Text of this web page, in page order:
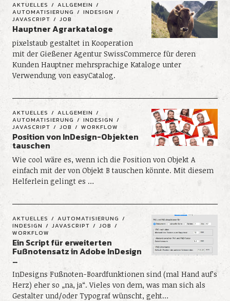
AKTUELLES
ALLGEMEIN
AUTOMATISIERUNG
INDESIGN
JAVASCRIPT
JOB
Hauptner Agrarkataloge
pixelstaub gestaltet in Kooperation
mit der Gießener Agentur SwissCommerce für deren
Kunden Hauptner mehrsprachige Kataloge unter
Verwendung von easyCatalog.
AKTUELLES
ALLGEMEIN
AUTOMATISIERUNG
INDESIGN
JAVASCRIPT
JOB WORKFLOW
Position von InDesign-Objekten
tauschen
Wie cool wäre es, wenn ich die Position von Objekt A
einfach mit der von Objekt B tauschen könnte. Mit diesem
Helferlein gelingt es …
AKTUELLES
AUTOMATISIERUNG
INDESIGN
JAVASCRIPT
JOB
WORKFLOW
Ein Script für erweiterten
Fußnotensatz in Adobe InDesign
…
InDesigns Fußnoten-Boardfunktionen sind (mal Hand auf’s
Herz) eher so „na, ja“. Vieles von dem, was man sich als
Gestalter und/oder Typograf wünscht, geht…